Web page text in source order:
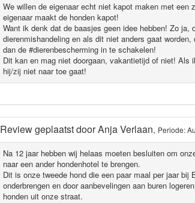
We willen de eigenaar echt niet kapot maken met een
eigenaar maakt de honden kapot!
Want ik denk dat de baasjes geen idee hebben! Zo ja,
dierenmishandeling en als dit niet anders gaat
dan de #dierenbescherming in te schakelen!
Dit kan en mag niet doorgaan, vakantietijd of niet! Als
hij/zij niet naar toe gaat!
Review geplaatst doorAnja Verlaan, Periode:
Na 12 jaar hebben wij helaas moeten besluiten om
naar een ander hondenhotel te brengen.
Dit is onze tweede hond die een paar maal per jaar bij
onderbrengen en door aanbevelingen aan buren
honden uit onze straat.